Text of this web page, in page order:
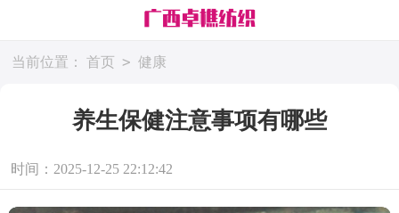
当前位置： 首页 > 健康
养生保健注意事项有哪些
时间：2025-12-25 22:12:42